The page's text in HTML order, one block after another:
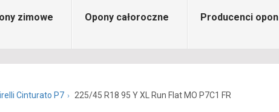
zimowe Opony całoroczne Producenci opon
Cinturato P7 225/45 R18 95 Y XL Run Flat MO P7C1 FR